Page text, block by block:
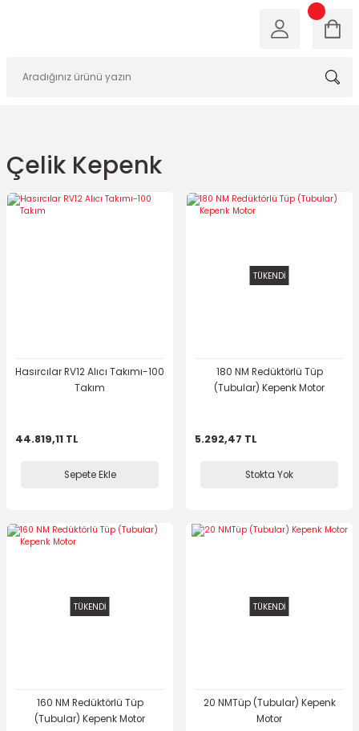
Çelik Kepenk
Hasırcılar RV12 Alıcı Takımı-100
Takım
44.819,11 TL
Sepete Ekle
TÜKENDİ
180 NM Redüktörlü Tüp
(Tubular) Kepenk Motor
5.292,47 TL
Stokta Yok
TÜKENDİ
160 NM Redüktörlü Tüp
(Tubular) Kepenk Motor
TÜKENDİ
20 NMTüp (Tubular) Kepenk
Motor